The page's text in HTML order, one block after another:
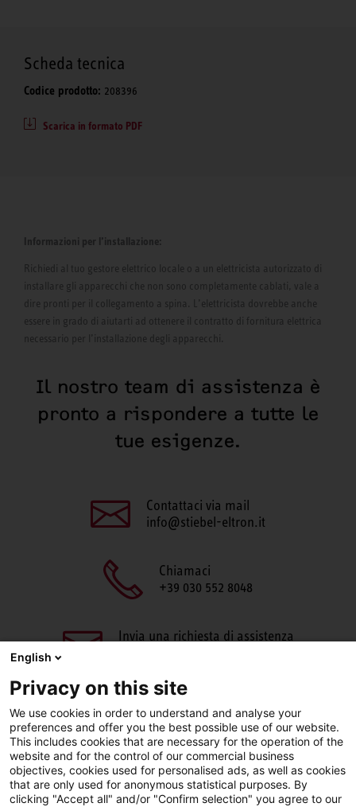
Scheda tecnica
Codice prodotto: 208396
Scarica in formato PDF
Informazioni per l’installazione:
Richiedi al tuo gestore elettrico locale o a un elettricista autorizzato di
installare gli apparecchi che non sono completamente cablati, vale a
dire pronti per il collegamento a spina. L’elettricista dovrebbe anche
essere in grado di aiutarti ad ottenere il contratto di fornitura elettrica
necessario per l’installazione degli apparecchi.
Il nostro team di assistenza è
pronto a rispondere a tutte le
tue esigenze.
Contattaci via mail
info@stiebel-eltron.it
Chiamaci
+39 030 552 8048
Invia una richiesta di assistenza
Facebook LinkedIn Instagram
English
Privacy on this site
We use cookies in order to understand and analyse your
preferences and offer you the best possible use of our website.
This includes cookies that are necessary for the operation of the
website and for the control of our commercial business
objectives, cookies used for personalised ads, as well as cookies
that are only used for anonymous statistical purposes. By
clicking "Accept all" and/or "Confirm selection" you agree to our